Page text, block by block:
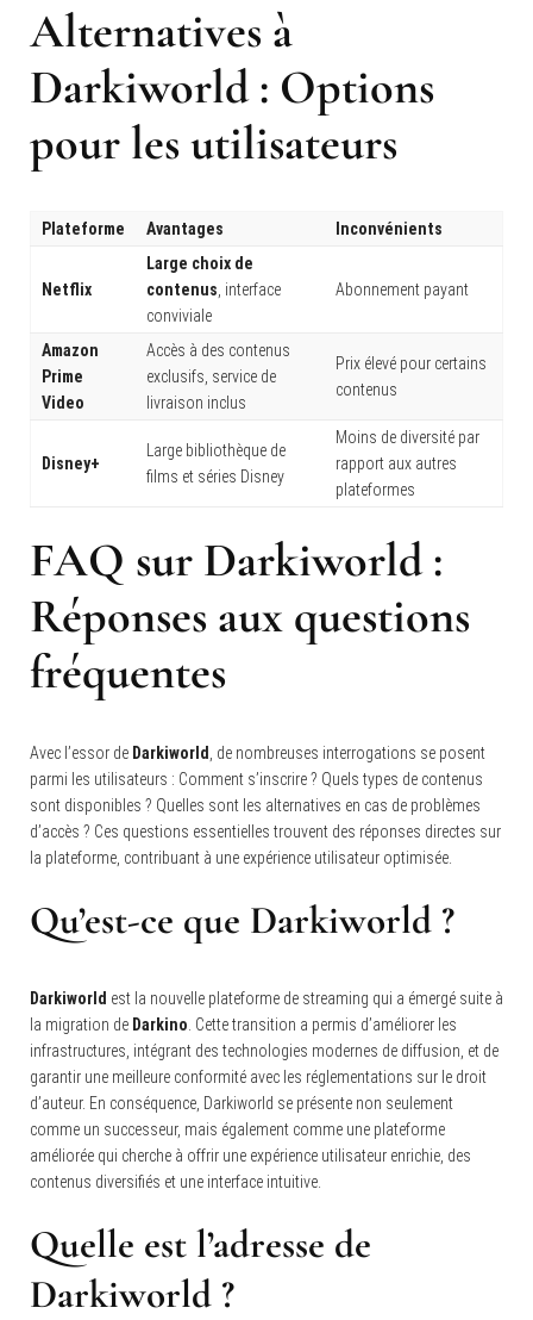
Alternatives à
Darkiworld: Options
pour les utilisateurs
Plateforme Avantages Inconvénients
Netflix
Large choix de
contenus , interface
conviviale
Abonnement payant
Amazon
Prime
Video
Accès à des contenus
exclusifs, service de
livraison inclus
Prix élevé pour certains
contenus
Disney+
Large bibliothèque de
films et séries Disney
Moins de diversité par
rapport aux autres
plateformes
FAQ sur Darkiworld:
Réponses aux questions
fréquentes
Avec l’essor de Darkiworld
, de nombreuses interrogations se posent
parmi les utilisateurs : Comment s’inscrire ? Quels types de contenus
sont disponibles ? Quelles sont les alternatives en cas de problèmes
d’accès ? Ces questions essentielles trouvent des réponses directes sur
la plateforme, contribuant à une expérience utilisateur optimisée.
Qu’est-ce que Darkiworld ?
Darkiworld est la nouvelle plateforme de streaming qui a émergé suite à
la migration de Darkino . Cette transition a permis d’améliorer les
infrastructures, intégrant des technologies modernes de diffusion, et de
garantir une meilleure conformité avec les réglementations sur le droit
d’auteur. En conséquence, Darkiworld se présente non seulement
comme un successeur, mais également comme une plateforme
améliorée qui cherche à offrir une expérience utilisateur enrichie, des
contenus diversifiés et une interface intuitive.
Quelle est l’adresse de
Darkiworld ?